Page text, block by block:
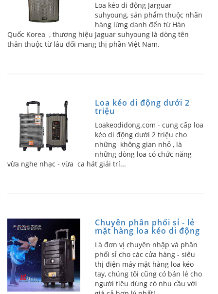
Loa kéo di động Jarguar
suhyoung, sản phẩm thuộc nhãn
hàng lừng danh đến từ Hàn
Quốc Korea , thương hiệu Jaguar suhyoung là dòng tên
thân thuộc từ lâu đối mang thị phần Việt Nam.
Loa kéo di động dưới 2
triệu
Loakeodidong.com - cung cấp loa
kéo di động dưới 2 triệu cho
những không gian nhỏ , là
những dòng loa có chức năng
vừa nghe nhạc - vừa ca hát giải trí...
Chuyên phân phối sỉ - lẻ
mặt hàng loa kéo di động
Là đơn vị chuyên nhập và phân
phối sỉ cho các cửa hàng - siêu
thị điện máy mặt hàng loa kéo
tay, chúng tôi cũng có bán lẻ cho
người tiêu dùng có nhu cầu với